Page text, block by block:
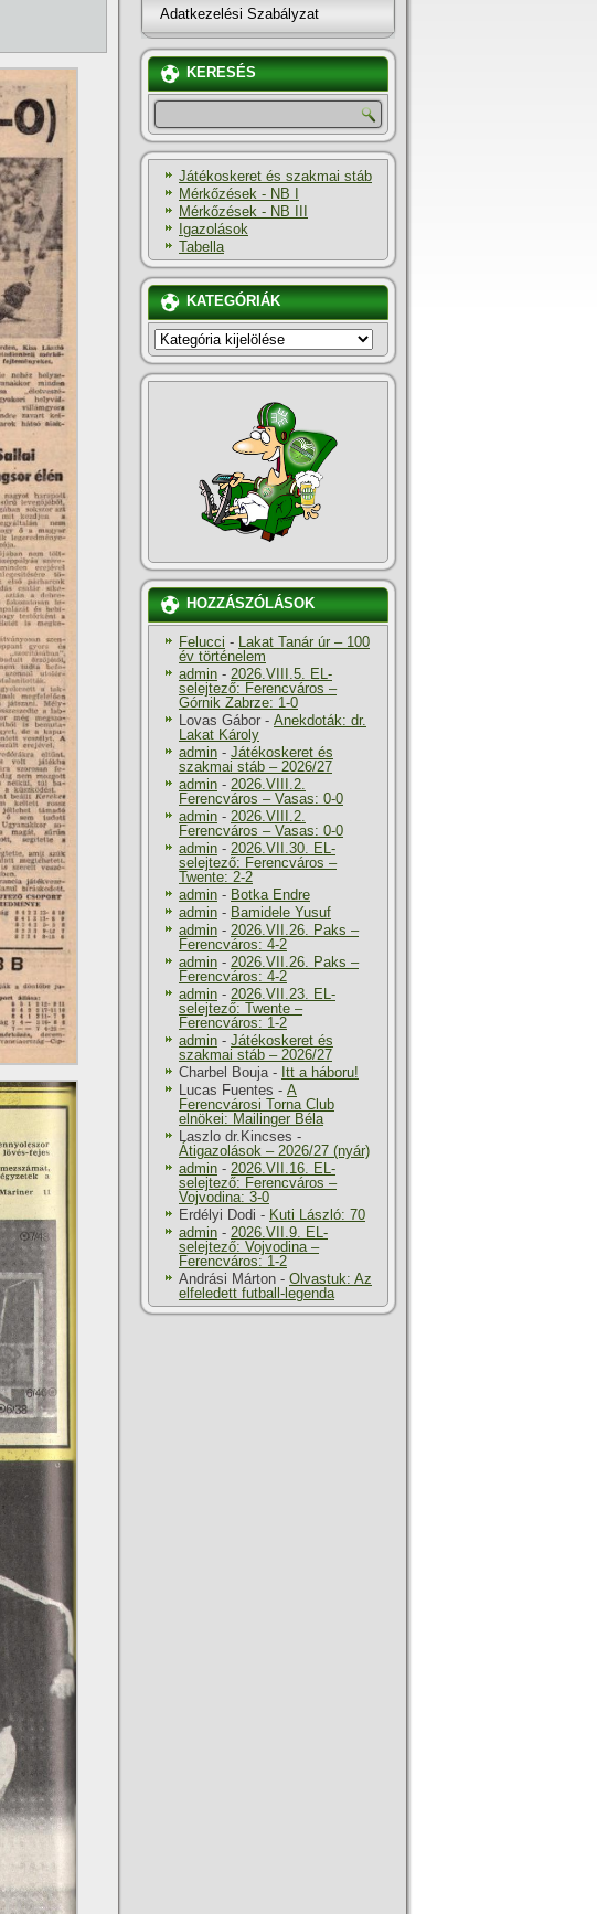
Adatkezelési Szabályzat
KERESÉS
Játékoskeret és szakmai stáb
Mérkőzések - NB I
Mérkőzések - NB III
Igazolások
Tabella
KATEGÓRIÁK
KATEGÓRIÁK
HOZZÁSZÓLÁSOK
Felucci - Lakat Tanár úr – 100
év történelem
admin - 2026.VIII.5. EL-
selejtező: Ferencváros –
Górnik Zabrze: 1-0
Lovas Gábor - Anekdoták: dr.
Lakat Károly
admin - Játékoskeret és
szakmai stáb – 2026/27
admin - 2026.VIII.2.
Ferencváros – Vasas: 0-0
admin - 2026.VIII.2.
Ferencváros – Vasas: 0-0
admin - 2026.VII.30. EL-
selejtező: Ferencváros –
Twente: 2-2
admin - Botka Endre
admin - Bamidele Yusuf
admin - 2026.VII.26. Paks –
Ferencváros: 4-2
admin - 2026.VII.26. Paks –
Ferencváros: 4-2
admin - 2026.VII.23. EL-
selejtező: Twente –
Ferencváros: 1-2
admin - Játékoskeret és
szakmai stáb – 2026/27
Charbel Bouja- Itt a háboru!
Lucas Fuentes - A
Ferencvárosi Torna Club
elnökei: Mailinger Béla
Laszlo dr.Kincses -
Átigazolások – 2026/27 (nyár)
admin - 2026.VII.16. EL-
selejtező: Ferencváros –
Vojvodina: 3-0
Erdélyi Dodi - Kuti László: 70
admin - 2026.VII.9. EL-
selejtező: Vojvodina –
Ferencváros: 1-2
Andrási Márton - Olvastuk: Az
elfeledett futball-legenda